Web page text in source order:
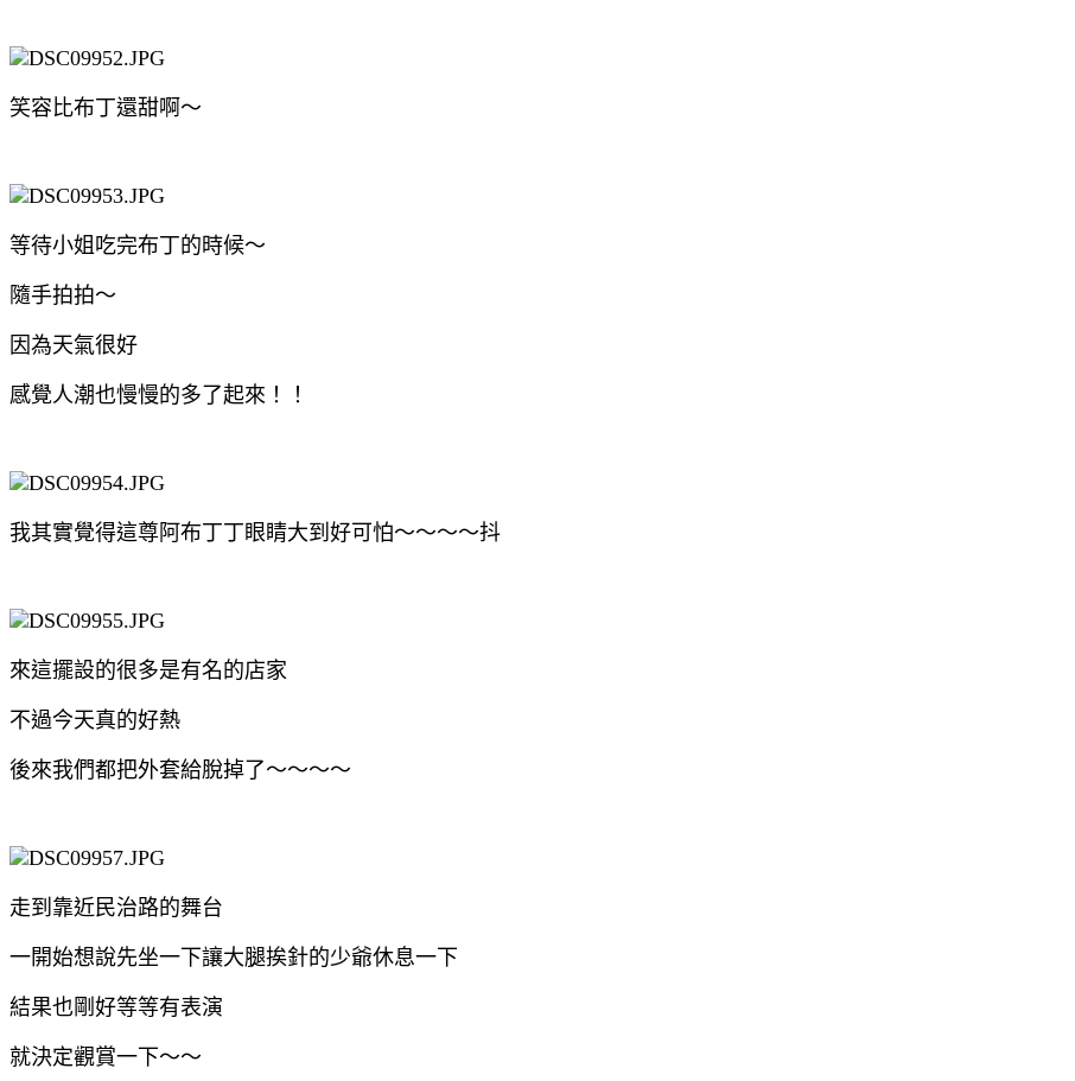
笑容比布丁還甜啊～
等待小姐吃完布丁的時候～
隨手拍拍～
因為天氣很好
感覺人潮也慢慢的多了起來！！
我其實覺得這尊阿布丁丁眼睛大到好可怕～～～～抖
來這擺設的很多是有名的店家
不過今天真的好熱
後來我們都把外套給脫掉了～～～～
走到靠近民治路的舞台
一開始想說先坐一下讓大腿挨針的少爺休息一下
結果也剛好等等有表演
就決定觀賞一下～～